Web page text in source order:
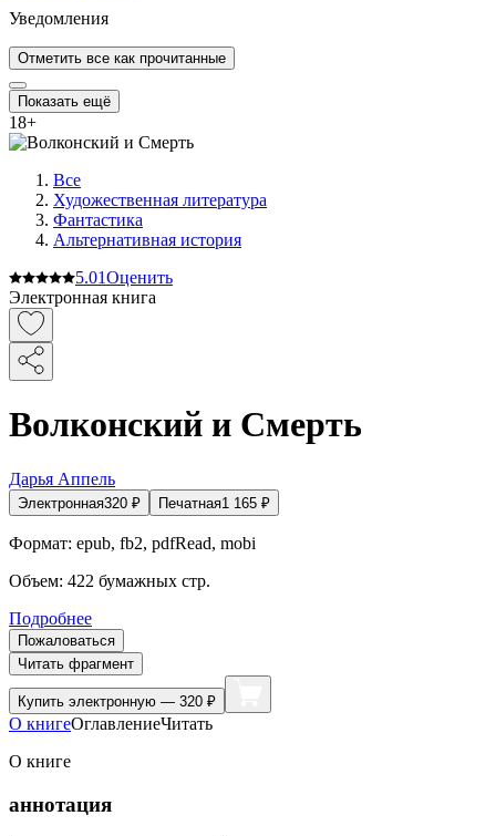
Уведомления
Отметить все как прочитанные
Показать ещё
18+
Все
Художественная литература
Фантастика
Альтернативная история
5.01Оценить
Электронная книга
Волконский и Смерть
Дарья Аппель
Электронная320 ₽ Печатная1 165 ₽
Формат: epub, fb2, pdfRead, mobi
Объем: 422 бумажных стр.
Подробнее
Пожаловаться
Читать фрагмент
Купить электронную — 320 ₽
О книгеОглавлениеЧитать
О книге
аннотация